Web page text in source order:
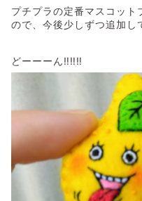
プチプラの定番マスコット
ので、今後少しずつ追加
どーーーん‼️‼️‼️